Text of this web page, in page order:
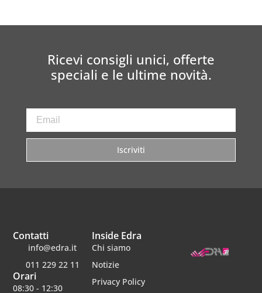
Ricevi consigli unici, offerte
speciali e le ultime novità.
Iscriviti
Inside Edra
Chi siamo
Notizie
Privacy Policy
Contatti
info@edra.it
011 229 22 11
Orari
08:30 - 12:30